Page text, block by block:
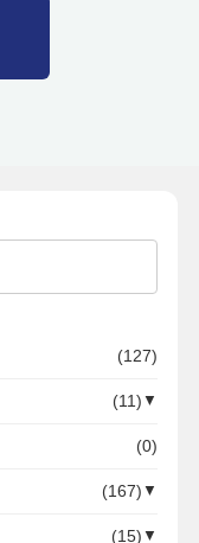
(127)
(11) ▼
(0)
(167) ▼
(15) ▼